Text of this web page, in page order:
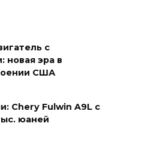
с
новая эра в
США
Chery Fulwin A9L с
юаней